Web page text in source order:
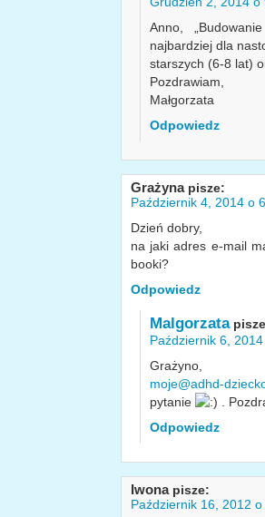
Anno,
najbardziej dla
starszych (6-8 lat)
Pozdrawiam,
Małgorzata
Odpowiedz
Grażyna pisze:
Październik 4, 2014 o
Dzień dobry,
na jaki adres e-mail
booki?
Odpowiedz
Malgorzata
Październik 6,
Grażyno,
moje@adhd-
pytanie
.
Odpowiedz
Iwona pisze:
Październik 16, 2012